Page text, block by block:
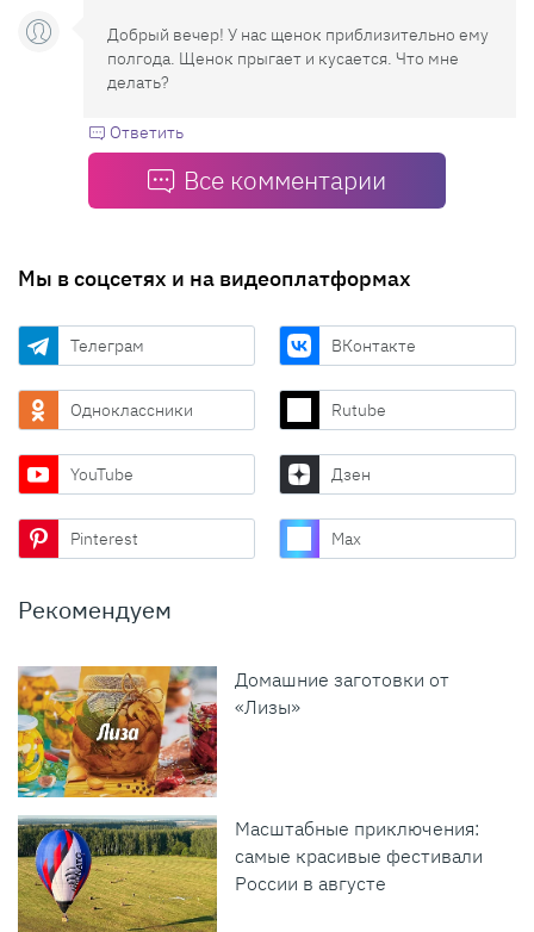
Добрый вечер! У нас щенок приблизительно ему
полгода. Щенок прыгает и кусается. Что мне
делать?
Ответить
Все комментарии
Мы в соцсетях и на видеоплатформах
Телеграм ВКонтакте
Одноклассники Rutube
YouTube Дзен
Pinterest Max
Рекомендуем
Домашние заготовки от
«Лизы»
Масштабные приключения:
самые красивые фестивали
России в августе